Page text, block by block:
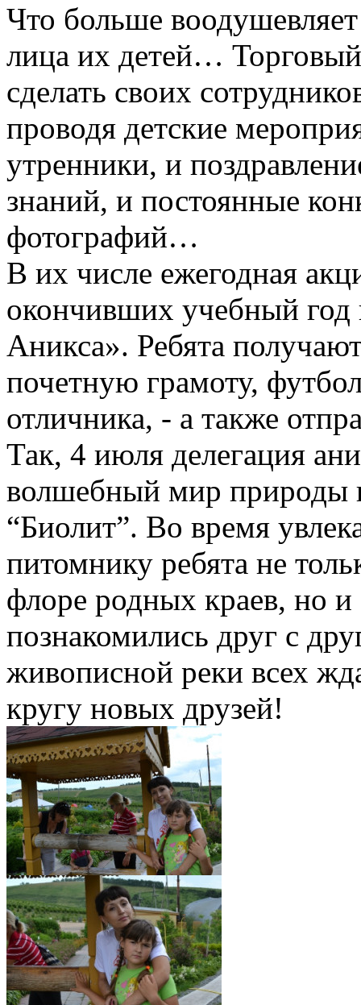
Что больше
лица их детей…
сделать своих
проводя детские
утренники, и
знаний, и постоянные
фотографий…
В их числе ежегодная
окончивших учебный
Аникса». Ребята
почетную грамоту,
отличника, - а также
Так, 4 июля делегация
волшебный мир природы
“Биолит”. Во время
питомнику ребята не
флоре родных краев, но и
познакомились друг с
живописной реки всех
кругу новых друзей!